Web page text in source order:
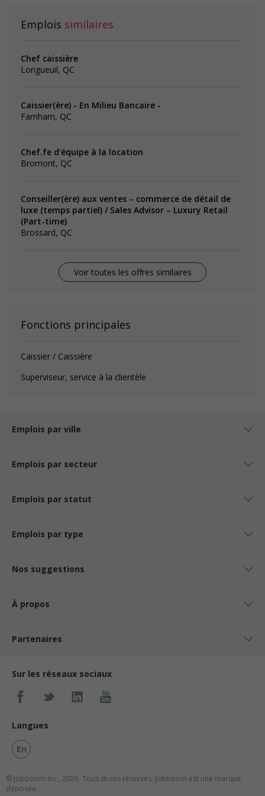
Emplois similaires
Chef caissière
Longueuil, QC
Caissier(ère) - En Milieu Bancaire -
Farnham, QC
Chef.fe d'équipe à la location
Bromont, QC
Conseiller(ère) aux ventes – commerce de détail de
luxe (temps partiel) / Sales Advisor – Luxury Retail
(Part-time)
Brossard, QC
Voir toutes les offres similaires
Fonctions principales
Caissier / Caissière
Superviseur, service à la clientèle
Emplois par ville
Emplois par secteur
Emplois par statut
Emplois par type
Nos suggestions
À propos
Partenaires
Sur les réseaux sociaux
Langues
En
© Jobboom Inc., 2026. Tous droits réservés. Jobboom est une marque
déposée.